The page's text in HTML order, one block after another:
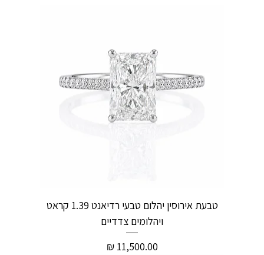
טבעת אירוסין יהלום טבעי רדיאנט 1.39 קראט
ויהלומים צדדיים
מחיר